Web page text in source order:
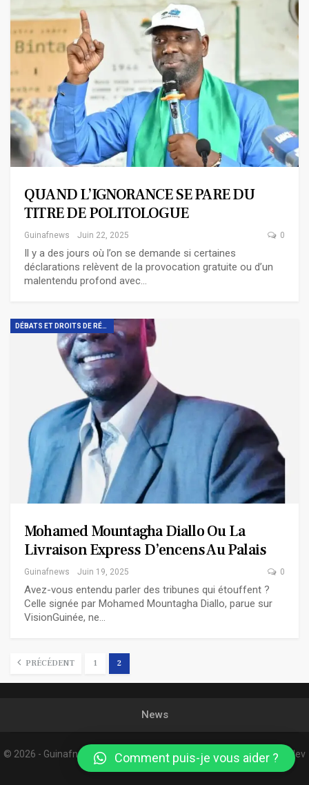
QUAND L’IGNORANCE SE PARE DU
TITRE DE POLITOLOGUE
Guinafnews Juin 22, 2025 0
Il y a des jours où l’on se demande si certaines
déclarations relèvent de la provocation gratuite ou d’un
malentendu profond avec…
DÉBATS ET DROITS DE RÉPONSES
Mohamed Mountagha Diallo Ou La
Livraison Express D’encens Au Palais
Guinafnews Juin 19, 2025 0
Avez-vous entendu parler des tribunes qui étouffent ?
Celle signée par Mohamed Mountagha Diallo, parue sur
VisionGuinée, ne…
PRÉCÉDENT 1 2
News
© 2026 - Guinafnews. All Rights Reserved. Website Design:Confordev
Comment puis-je vous aider ?